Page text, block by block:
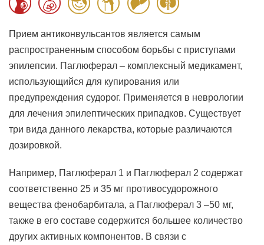
Прием антиконвульсантов является самым
распространенным способом борьбы с приступами
эпилепсии. Паглюферал – комплексный медикамент,
использующийся для купирования или
предупреждения судорог. Применяется в неврологии
для лечения эпилептических припадков. Существует
три вида данного лекарства, которые различаются
дозировкой.
Например, Паглюферал 1 и Паглюферал 2 содержат
соответственно 25 и 35 мг противосудорожного
вещества фенобарбитала, а Паглюферал 3 –50 мг,
также в его составе содержится большее количество
других активных компонентов. В связи с